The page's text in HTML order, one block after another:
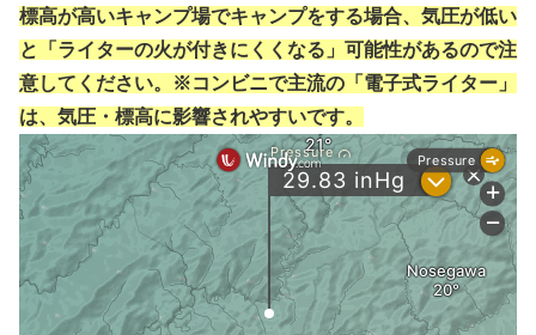
標高が高いキャンプ場でキャンプをする場合、気圧が低い
と「ライターの火が付きにくくなる」可能性があるので注
意してください。※コンビニで主流の「電子式ライター」
は、気圧・標高に影響されやすいです。